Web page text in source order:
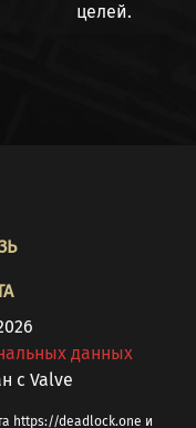
целей.
данных
с Valve
https://deadlock.one и